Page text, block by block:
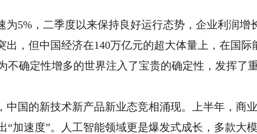
5%，二季度以来保持良好运行态势，企业利润增
出，但中国经济在140万亿元的超大体量上，在国
不确定性增多的世界注入了宝贵的确定性，发挥了
国的新技术新产品新业态竞相涌现。上半年，商
“加速度”。人工智能领域更是爆发式成长，多款大